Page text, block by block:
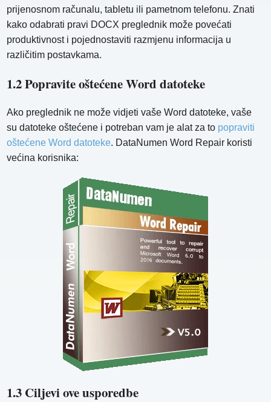
prijenosnom računalu, tabletu ili pametnom telefonu. Znati
kako odabrati pravi DOCX preglednik može povećati
produktivnost i pojednostaviti razmjenu informacija u
različitim postavkama.
1.2 Popravite oštećene Word datoteke
Ako preglednik ne može vidjeti vaše Word datoteke, vaše
su datoteke oštećene i potreban vam je alat za to popraviti
oštećene Word datoteke. DataNumen Word Repair koristi
većina korisnika:
1.3 Ciljevi ove usporedbe